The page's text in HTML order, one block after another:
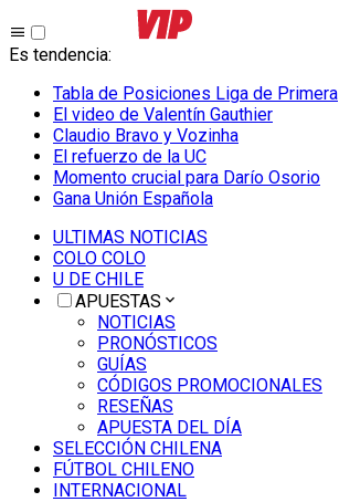
Es tendencia:
Tabla de Posiciones Liga de Primera
El video de Valentín Gauthier
Claudio Bravo y Vozinha
El refuerzo de la UC
Momento crucial para Darío Osorio
Gana Unión Española
ULTIMAS NOTICIAS
COLO COLO
U DE CHILE
APUESTAS
NOTICIAS
PRONÓSTICOS
GUÍAS
CÓDIGOS PROMOCIONALES
RESEÑAS
APUESTA DEL DÍA
SELECCIÓN CHILENA
FÚTBOL CHILENO
INTERNACIONAL